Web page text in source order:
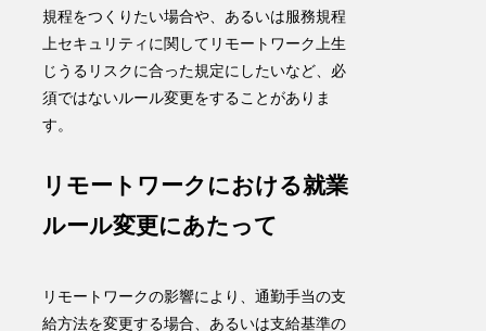
規程をつくりたい場合や、あるいは服務規程
上セキュリティに関してリモートワーク上生
じうるリスクに合った規定にしたいなど、必
須ではないルール変更をすることがありま
す。
リモートワークにおける就業
ルール変更にあたって
リモートワークの影響により、通勤手当の支
給方法を変更する場合、あるいは支給基準の